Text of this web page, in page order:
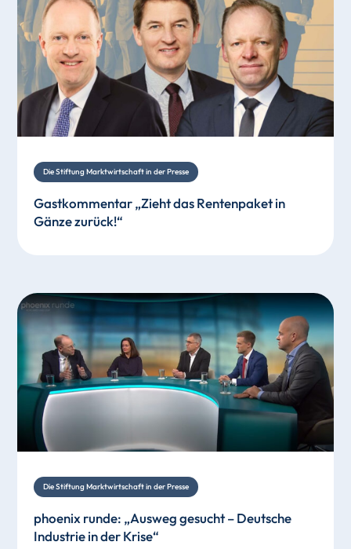
Die Stiftung Marktwirtschaft in der Presse
Gastkommentar „Zieht das Rentenpaket in
Gänze zurück!“
Die Stiftung Marktwirtschaft in der Presse
phoenix runde: „Ausweg gesucht – Deutsche
Industrie in der Krise“